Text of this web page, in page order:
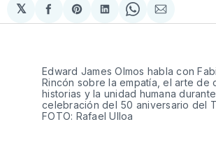
𝕏
Compartir
en
Share
on
Compartir
en
Share
on
Compartir
via
Edward James Olmos habla con
Rincón sobre la empatía, el arte de
historias y la unidad humana
celebración del 50 aniversario del
FOTO: Rafael Ulloa